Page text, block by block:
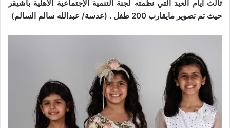
ثالث أيام العيد التي نظمته لجنة التنمية الإجتماعية الأهلية بأشيقر
حيث تم تصوير مايقارب 200 طفل . (عدسة/ عبدالله سالم السالم)